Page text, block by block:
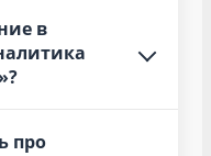
в
про